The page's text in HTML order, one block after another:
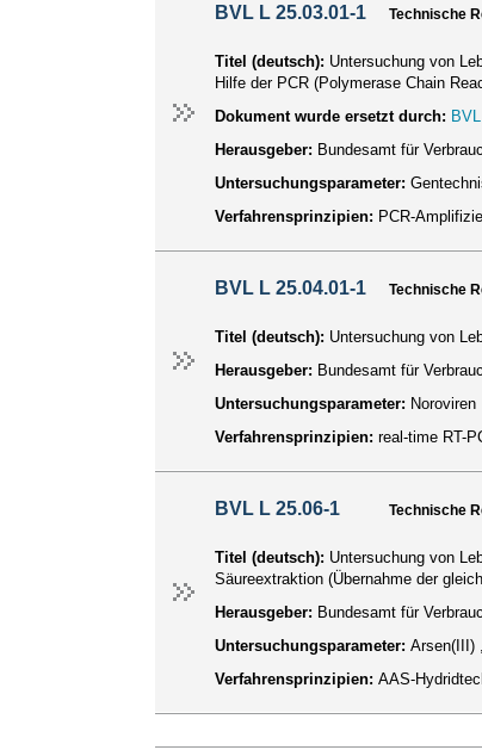
BVL L 25.03.01-1 Technische
Titel (deutsch): Untersuchung von
Hilfe der PCR (Polymerase Chain
Dokument wurde ersetzt durch:
Herausgeber: Bundesamt für
Untersuchungsparameter:
Verfahrensprinzipien: PCR-
BVL L 25.04.01-1 Technische
Titel (deutsch): Untersuchung von
Herausgeber: Bundesamt für
Untersuchungsparameter: Noroviren
Verfahrensprinzipien: real-time RT-
BVL L 25.06-1 Technische
Titel (deutsch): Untersuchung von
Säureextraktion (Übernahme der
Herausgeber: Bundesamt für
Untersuchungsparameter: Arsen(III)
Verfahrensprinzipien: AAS-